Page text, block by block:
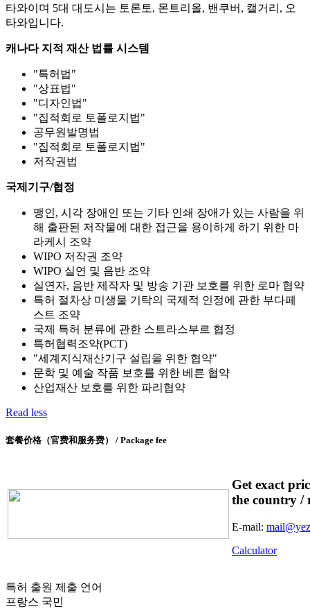
타와이며 5대 대도시는 토론토, 몬트리올, 밴쿠버, 캘거리, 오
타와입니다.
캐나다 지적 재산 법률 시스템
"특허법"
"상표법"
"디자인법"
"집적회로 토폴로지법"
공무원발명법
"집적회로 토폴로지법"
저작권법
국제기구/협정
맹인, 시각 장애인 또는 기타 인쇄 장애가 있는 사람을 위
해 출판된 저작물에 대한 접근을 용이하게 하기 위한 마
라케시 조약
WIPO 저작권 조약
WIPO 실연 및 음반 조약
실연자, 음반 제작자 및 방송 기관 보호를 위한 로마 협약
특허 절차상 미생물 기탁의 국제적 인정에 관한 부다페
스트 조약
국제 특허 분류에 관한 스트라스부르 협정
특허협력조약(PCT)
"세계지식재산기구 설립을 위한 협약"
문학 및 예술 작품 보호를 위한 베른 협약
산업재산 보호를 위한 파리협약
Read less
套餐价格（官费和服务费） / Package fee
Get exact
the country /
E-mail:
Calculator
특허 출원 제출 언어
프랑스 국민